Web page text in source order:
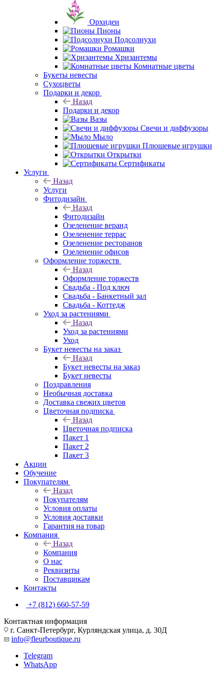
Орхидеи
Пионы
Подсолнухи
Ромашки
Хризантемы
Комнатные цветы
Букеты невесты
Сухоцветы
Подарки и декор
Назад
Подарки и декор
Вазы
Свечи и диффузоры
Мыло
Плюшевые игрушки
Открытки
Сертификаты
Услуги
Назад
Услуги
Фитодизайн
Назад
Фитодизайн
Озеленение веранд
Озеленение террас
Озеленение ресторанов
Озеленение офисов
Оформление торжеств
Назад
Оформление торжеств
Свадьба - Под ключ
Свадьба - Банкетный зал
Свадьба - Коттедж
Уход за растениями
Назад
Уход за растениями
Уход
Букет невесты на заказ
Назад
Букет невесты на заказ
Букет невесты
Поздравления
Необычная доставка
Доставка свежих цветов
Цветочная подписка
Назад
Цветочная подписка
Пакет 1
Пакет 2
Пакет 3
Акции
Обучение
Покупателям
Назад
Покупателям
Условия оплаты
Условия доставки
Гарантия на товар
Компания
Назад
Компания
О нас
Реквизиты
Поставщикам
Контакты
+7 (812) 660-57-59
Контактная информация
г. Санкт-Петербург, Курляндская улица, д. 30Д
info@fleurboutique.ru
Telegram
WhatsApp